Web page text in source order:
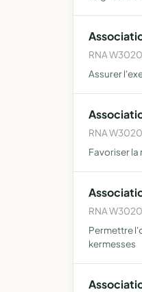
RNA
Assurer
RNA
Favoriser la
RNA
Permettre
kermesses